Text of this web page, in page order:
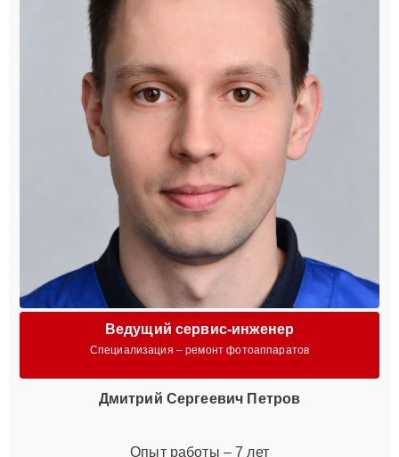
Ведущий сервис-инженер
Специализация – ремонт фотоаппаратов
Дмитрий Сергеевич Петров
Опыт работы – 7 лет